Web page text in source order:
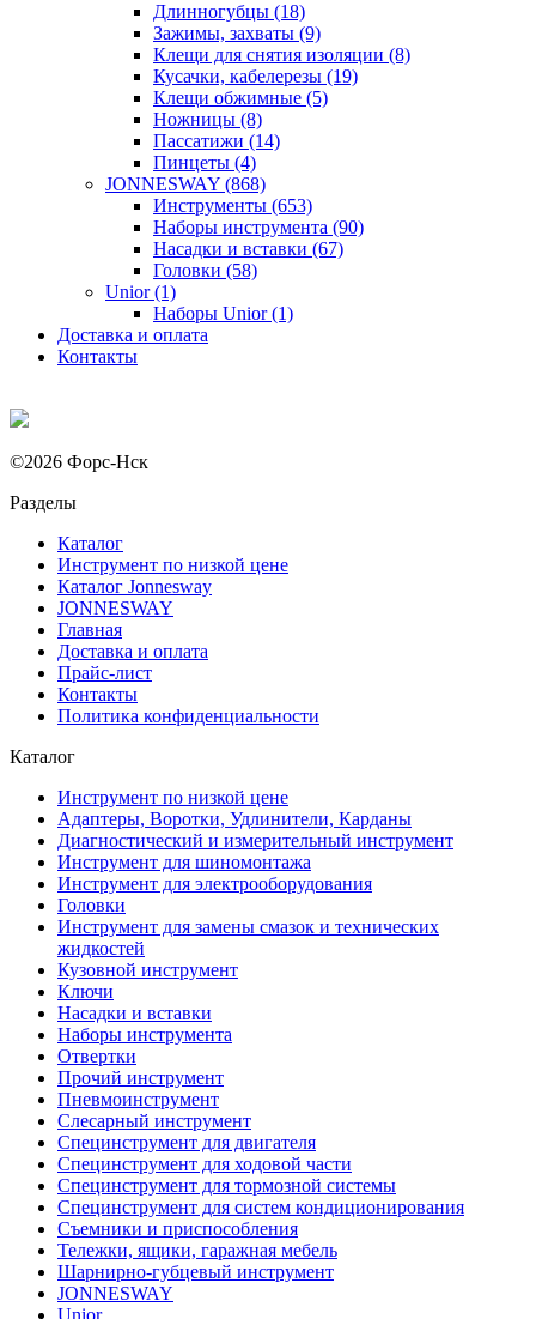
Длинногубцы (18)
Зажимы, захваты (9)
Клещи для снятия изоляции (8)
Кусачки, кабелерезы (19)
Клещи обжимные (5)
Ножницы (8)
Пассатижи (14)
Пинцеты (4)
JONNESWAY (868)
Инструменты (653)
Наборы инструмента (90)
Насадки и вставки (67)
Головки (58)
Unior (1)
Наборы Unior (1)
Доставка и оплата
Контакты
©2026 Форс-Нск
Разделы
Каталог
Инструмент по низкой цене
Каталог Jonnesway
JONNESWAY
Главная
Доставка и оплата
Прайс-лист
Контакты
Политика конфиденциальности
Каталог
Инструмент по низкой цене
Адаптеры, Воротки, Удлинители, Карданы
Диагностический и измерительный инструмент
Инструмент для шиномонтажа
Инструмент для электрооборудования
Головки
Инструмент для замены смазок и технических
жидкостей
Кузовной инструмент
Ключи
Насадки и вставки
Наборы инструмента
Отвертки
Прочий инструмент
Пневмоинструмент
Слесарный инструмент
Специнструмент для двигателя
Специнструмент для ходовой части
Специнструмент для тормозной системы
Специнструмент для систем кондиционирования
Съемники и приспособления
Тележки, ящики, гаражная мебель
Шарнирно-губцевый инструмент
JONNESWAY
Unior